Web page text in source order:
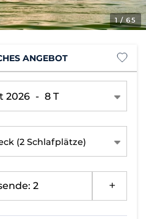
1 / 65
ANGEBOT
2026 - 8 T
(2 Schlafplätze)
2